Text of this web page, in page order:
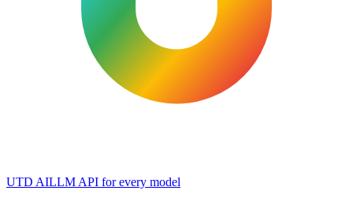
UTD AILLM API for every model